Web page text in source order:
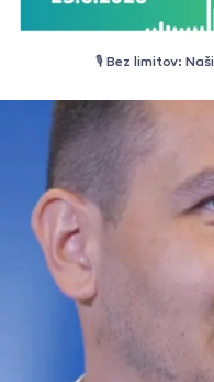
🎙️ Bez limitov:
🎙️ „Hlavnou prioritou bude
Slovenského paralympijského
približuje najbližšie výzvy,
zameranie hnutia na rozvoj
#spv #paralympionici